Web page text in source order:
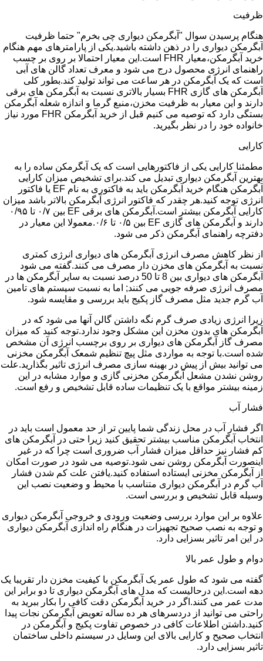
ظرفیت
هنگام پرسیدن سوال "آبگرمکن دیواری چی بخرم" حتما ظرفیت
آبگرمکن دیواری را در ذهن داشته باشید.یکی از پارامترهای مهم هنگام
خرید آبگرمکن،معیار FHR است.این معیار احتمالا بر روی بر چسب
راهنمای انرژی محصول درج می شود و معرف تعداد گالن های آبی
است که یک آبگرمکن در هر ساعت می تواند تولید کند.بطور کلی
آبگرمکن های گازی FHR بسیار بالاتری نسبت به آبگرمکن های برقی
دارند و این معیار به ظرفیت مخزن،منبع گرما و اندازه شعله آبگرمکن
بستگی دارد که توصیه می کنیم قبل از خرید آبگرمکن FHR مورد نیاز
خانواده خود را در نظر بگیرید.
کارایی
مطمئنا کارایی یکی از فاکتورهایی است که یک آبگرمکن ساده را به
بهترین آبگرمکن دیواری تبدیل می کند.برای تشخیص میزان کارایی
آبگرمکن هنگام خرید آبگرمکن باید به فاکتوری به نام EF یا فاکتور
انرژی توجه کنید.هر چقدر که فاکتور انرژی آبگرمکن بالاتر باشد میزان
کارایی آبگرمکن بیشتر است.آبگرمکن های برقی EF بین ۰/۷ تا ۰/۹۵
دارند و آبگرمکن های گازی EF بین ۰/۵ تا ۰/۶.معمولا این معیار در
دفترچه راهنمای آبگرمکن ذکر می شود.
از نظر کاهش مصرف انرژی آبگرمکن های دیواری انرژی کمتری
نسبت به آبگرمکن های مخزن دار مصرف می کنند.گفته می شود
آبگرمکن های دیواری بین 8 تا 50 درصد نسبت به سایر آبگرمکن ها در
مصرف انرژی صرفه جویی می کنند; اما به نسبت سیستم های تامین
آب گرم جدید مثل مصرف گاز پکیج باید بررسی و مقایسه شود.
زیرا انرژی زیادی صرف گرم نگه داشتن گالن آنها می شود که در
آبگرمکن های بدون مخزن این مشکل وجود ندارد.توجه کنید که میزان
مصرف گاز آبگرمکن های دیواری بر روی برچسب انرژی آن مشخص
شده است.با توجه به مواردی مثل پیچ تنظیم شمعک آبگرمکن مخزنی
می توانید بیش از پیش در بهینه سازی مصرف انرژی تاثیر بگذارید.علت
روشن نشدن مشعل آبگرمکن مخزنی گازی و موارد مشابه در این
زمینه بیشتر مواقع با یک تنظیمات ساده قابل تشخیص و رفع است.
فشار آب
اگر فشار آب در محل زندگی شما پایین تر از حد معمول است باید در
انتخاب آبگرمکن مناسب بیشتر تحقیق کنید زیرا حتی در آبگرمکن های
کم فشار نیز حداقل میزان فشار آب ضروری است چرا که در غیر
اینصورت آبگرمکن روشن نمی شود.توصیه می شود در صورت امکان
از آبگرمکن مخزنی ایستاده استفاده کنید.یافتن علت کم شدن فشار
آب گرم در آبگرمکن دیواری متناسب با محیط و وضعیت نصب این
وسیله قابل تشخیص و بررسی است.
علاوه بر این موارد بررسی وضعیت ورودی و خروجی آبگرمکن دیواری
و توجه به نصب صحیح تجهیزات در هنگام راه اندازی آبگرمکن دیواری
در این امر تاثیر بسزایی دارد.
دوام و طول عمر بالا
گفته می شود که طول عمر یک آبگرمکن با کیفیت مخزن دار تقریبا یک
دهه است.این درحالیست که مدل های آبگرمکن دیواری تا دو برابر این
مدت عمر می کنند.اگر در خرید آبگرمکن دقت کافی را بکار ببرید به
راحتی می توانید از دردسرهای هر ده ساله تعویض آبگرمکن نجات پیدا
کنید.داشتن اطلاعات کافی در خصوص تفاوت پکیج و آبگرمکن در
انتخاب صحیح و کارایی بالای این وسایل در سیستم داخلی ساختمان
تاثیر بسزایی دارد.